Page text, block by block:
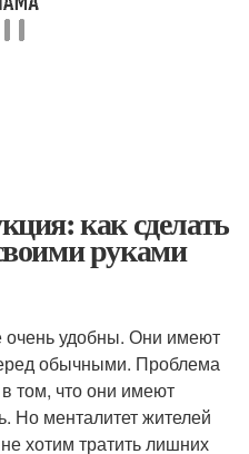
как сделать
руками
удобны. Они имеют
обычными. Проблема
том, что они имеют
Но менталитет жителей
хотим тратить лишних